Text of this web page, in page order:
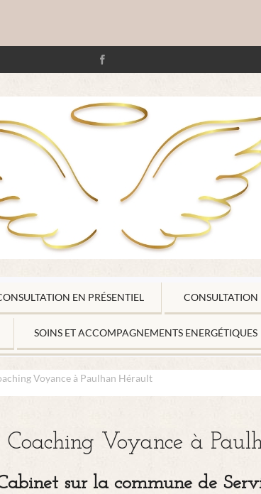
EN PRÉSENTIEL CONSULTATION
SOINS ET ACCOMPAGNEMENTS ENERGÉTIQUES
Voyance à Paulhan Hérault
Voyance à
sur la commune de